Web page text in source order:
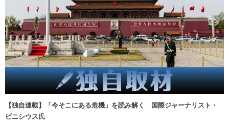
【独自連載】「今そこにある危機」を読み解く 国際ジャーナリスト・
ビニシウス氏